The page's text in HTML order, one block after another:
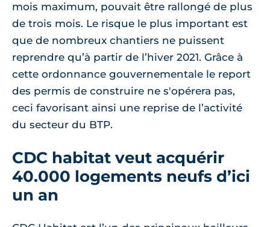
mois maximum, pouvait être rallongé de plus
de trois mois. Le risque le plus important est
que de nombreux chantiers ne puissent
reprendre qu’à partir de l’hiver 2021. Grâce à
cette ordonnance gouvernementale le report
des permis de construire ne s'opérera pas,
ceci favorisant ainsi une reprise de l’activité
du secteur du BTP.
CDC habitat veut acquérir
40.000 logements neufs d’ici
un an